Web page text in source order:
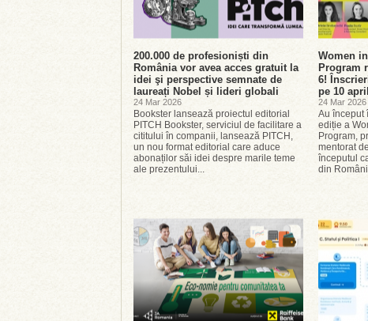
200.000 de profesioniști din
România vor avea acces gratuit la
idei şi perspective semnate de
laureați Nobel și lideri globali
24 Mar 2026
Bookster lansează proiectul editorial
PITCH Bookster, serviciul de facilitare a
cititului în companii, lansează PITCH,
un nou format editorial care aduce
abonaților săi idei despre marile teme
ale prezentului...
Women
Program
6!
pe 10
24 Mar 2026
Au început
ediție a
Program,
mentorat
începutul
din